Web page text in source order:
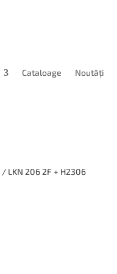
Cataloage Noutăți
/ LKN 206 2F + H2306